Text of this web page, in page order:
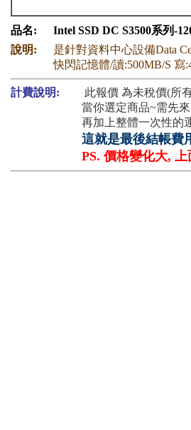
品名:
Intel SSD DC S3500系列-
說明:
是針對資料中心設備Data
快閃記憶體/讀:500MB/S 寫
計費說明:
此報價 為未稅價(所
當你選定商品~需先
再加上整體一次性的
這就是最後結帳費
PS. 價格變化大,